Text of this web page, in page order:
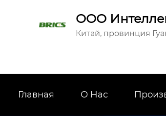
ООО
Китай, провинция
Главная О Hас